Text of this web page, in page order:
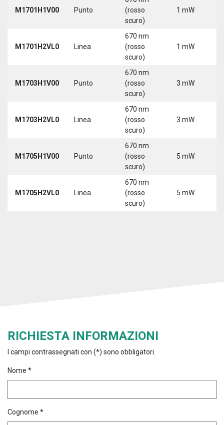
M1701H1V00 Punto
(rosso
scuro)
1 mW
M1701H2VL0 Linea
670 nm
(rosso
scuro)
1 mW
M1703H1V00 Punto
670 nm
(rosso
scuro)
3 mW
M1703H2VL0 Linea
670 nm
(rosso
scuro)
3 mW
M1705H1V00 Punto
670 nm
(rosso
scuro)
5 mW
M1705H2VL0 Linea
670 nm
(rosso
scuro)
5 mW
RICHIESTA INFORMAZIONI
I campi contrassegnati con (*) sono obbligatori.
Nome *
Cognome *